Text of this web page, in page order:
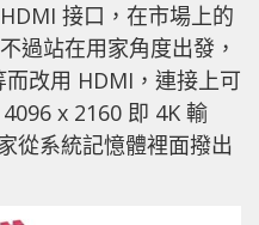
接口，在市場上的
過站在用家角度出發，
改用 HDMI，連接上可
x 2160 即 4K 輸
從系統記憶體裡面撥出